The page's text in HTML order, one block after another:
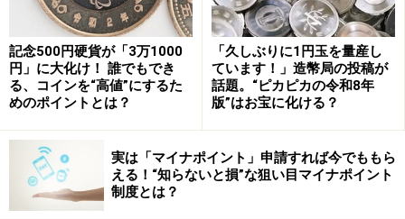
法院長（最高裁長官に相当）・最高人民検察院検察長
（検事総長に相当）の選出、など重要ポストの任命を行
うほか、立法権、憲法の改正権を持っています。
中国共産党による「指導」
全人代が最高機関とはいえ、憲法が前文で規定している
とおり、中国では中国共産党が「指導政党」の地位にい
記念500円硬貨が「3万1000
円」に大化け！ 誰でもでき
る、コインを“高値”にするた
めのポイントとは？
「久しぶりに1円玉を量産し
ています！」造幣局の投稿が
話題。“ピカピカの令和8年
版”はお宝に化ける？
実は「マイナポイント」申請すれば今でももら
える！“知らないと損”な狙い目マイナポイント
制度とは？